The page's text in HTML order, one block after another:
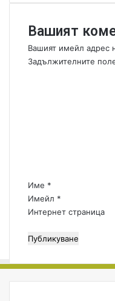
!
Вашият
Вашият имейл адрес
Задължителните
:
*
Име *
Имейл *
Интернет страница